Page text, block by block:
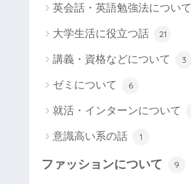
英会話・英語勉強法について
大学生活に役立つ話 21
講義・資格などについて 3
ゼミについて 6
就活・インターンについて
意識高い系の話 1
ファッションについて 9